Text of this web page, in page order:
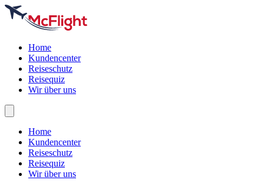
Home
Kundencenter
Reiseschutz
Reisequiz
Wir über uns
Home
Kundencenter
Reiseschutz
Reisequiz
Wir über uns